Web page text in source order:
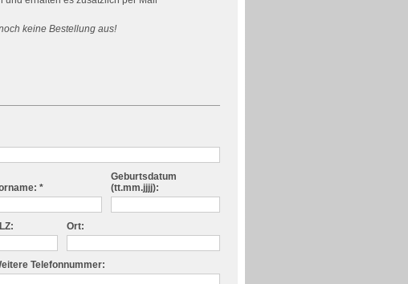
keine Bestellung aus!
*
Geburtsdatum
(tt.mm.jjjj):
Ort:
Telefonnummer: